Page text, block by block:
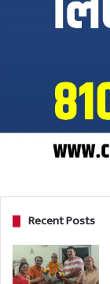
Recent Posts